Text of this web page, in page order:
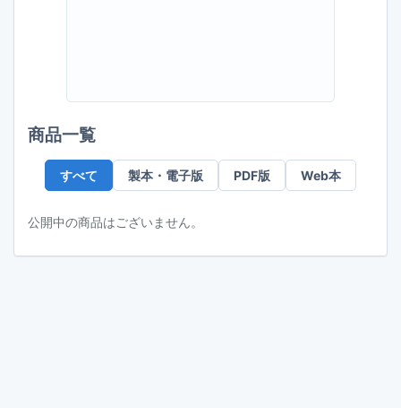
商品一覧
すべて 製本・電子版 PDF版 Web本
公開中の商品はございません。